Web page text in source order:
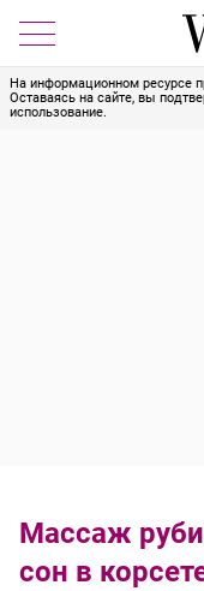
На информационном ресурсе
Оставаясь на сайте, вы
использование.
Массаж
сон в